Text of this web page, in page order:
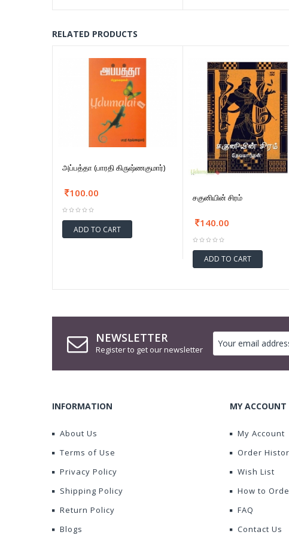
RELATED PRODUCTS
அப்பத்தா (பாரதி கிருஷ்ணகுமார்)
100.00
ADD TO CART
சகுனியின் சிரம்
140.00
ADD TO CART
NEWSLETTER
Register to get our newsletter
INFORMATION
About Us
Terms of Use
Privacy Policy
Shipping Policy
Return Policy
Blogs
MY
My Account
Order
Wish List
How to
FAQ
Contact Us